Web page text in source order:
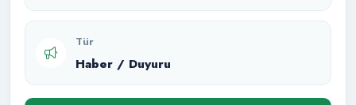
Tür
Haber / Duyuru